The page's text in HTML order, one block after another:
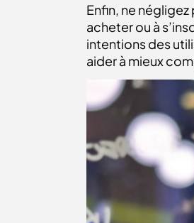
Enfin, ne
acheter ou à
intentions des
aider à mieux